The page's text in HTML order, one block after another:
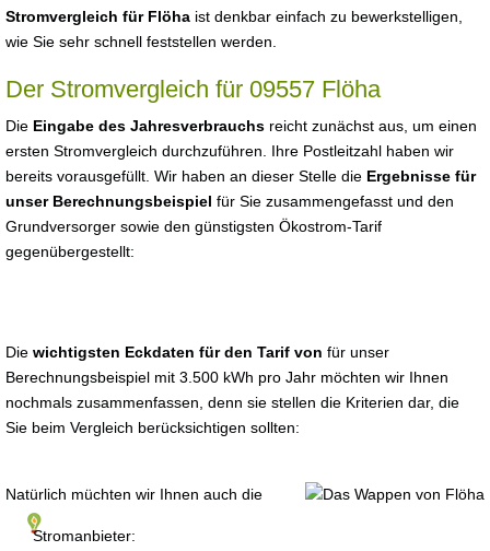
Stromvergleich für Flöha ist denkbar einfach zu bewerkstelligen,
wie Sie sehr schnell feststellen werden.
Der Stromvergleich für 09557 Flöha
Die Eingabe des Jahresverbrauchs reicht zunächst aus, um einen
ersten Stromvergleich durchzuführen. Ihre Postleitzahl haben wir
bereits vorausgefüllt. Wir haben an dieser Stelle die Ergebnisse für
unser Berechnungsbeispiel für Sie zusammengefasst und den
Grundversorger sowie den günstigsten Ökostrom-Tarif
gegenübergestellt:
Die wichtigsten Eckdaten für den Tarif von für unser
Berechnungsbeispiel mit 3.500 kWh pro Jahr möchten wir Ihnen
nochmals zusammenfassen, denn sie stellen die Kriterien dar, die
Sie beim Vergleich berücksichtigen sollten:
Stromanbieter:
Natürlich müchten wir Ihnen auch die